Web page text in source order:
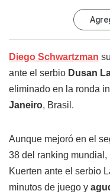
Diego Schwartzman
ante el serbio Dusan
eliminado en la ronda
Janeiro, Brasil.
Aunque mejoró en el
38 del ranking
Kuerten ante el serbio
minutos de juego y